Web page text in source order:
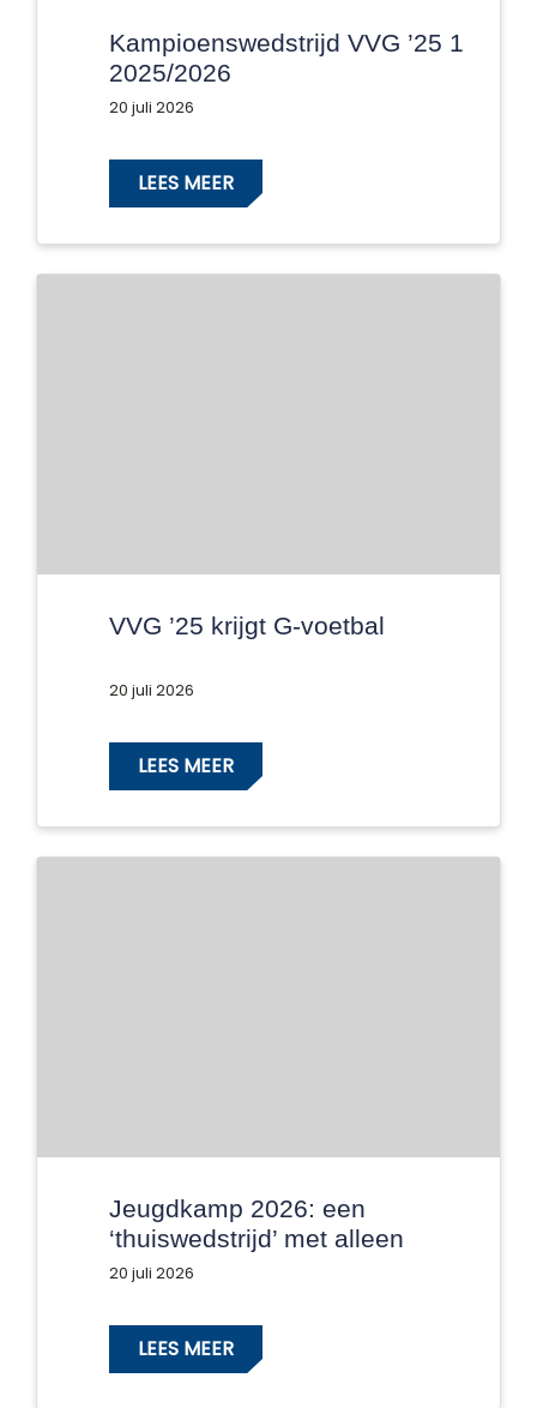
Kampioenswedstrijd VVG ’25 1
2025/2026
20 juli 2026
LEES MEER
VVG ’25 krijgt G-voetbal
20 juli 2026
LEES MEER
Jeugdkamp 2026: een
‘thuiswedstrijd’ met alleen
maar winnaars!
20 juli 2026
LEES MEER